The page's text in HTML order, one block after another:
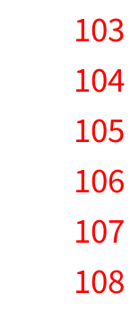
103
104
105
106
107
108